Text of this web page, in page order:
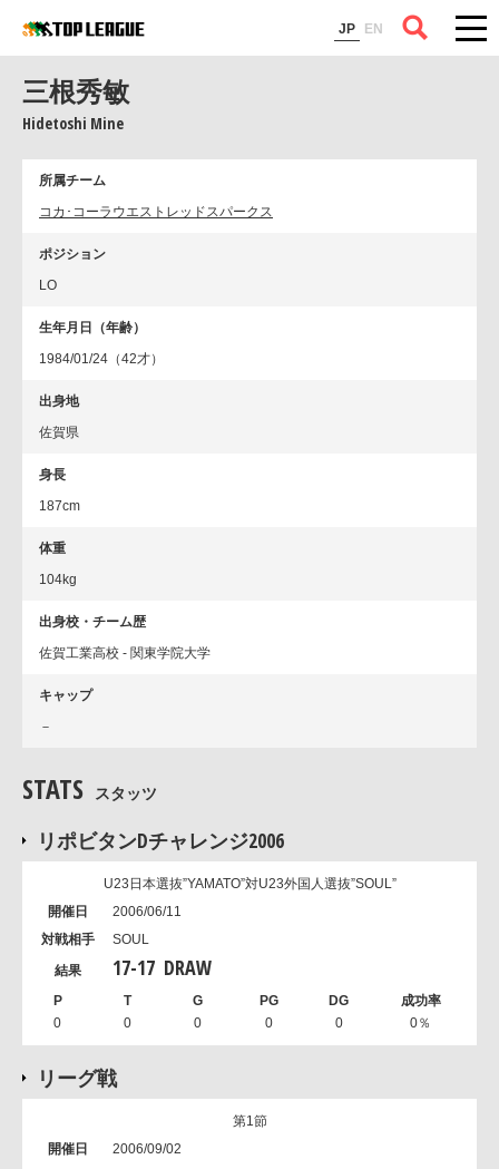
JP EN
コラム
三根秀敏
Hidetoshi Mine
所属チーム
コカ･コーラウエストレッドスパークス
ポジション
LO
生年月日（年齢）
1984/01/24（42才）
出身地
佐賀県
身長
187cm
体重
104kg
出身校・チーム歴
佐賀工業高校 - 関東学院大学
キャップ
－
STATS スタッツ
リポビタンDチャレンジ2006
U23日本選抜”YAMATO”対U23外国人選抜”SOUL”
2006/06/11
SOUL
17-17 DRAW
0 0 0 0 0 0％
リーグ戦
第1節
2006/09/02